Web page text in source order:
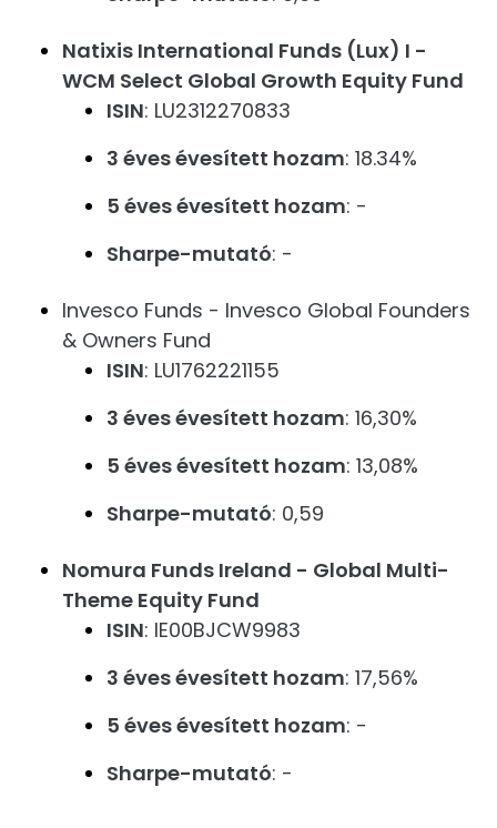
Natixis International Funds (Lux) I -
WCM Select Global Growth Equity Fund
ISIN: LU2312270833
3 éves évesített hozam: 18.34%
5 éves évesített hozam: -
Sharpe-mutató: -
Invesco Funds - Invesco Global Founders
& Owners Fund
ISIN: LU1762221155
3 éves évesített hozam: 16,30%
5 éves évesített hozam: 13,08%
Sharpe-mutató: 0,59
Nomura Funds Ireland - Global Multi-
Theme Equity Fund
ISIN: IE00BJCW9983
3 éves évesített hozam: 17,56%
5 éves évesített hozam: -
Sharpe-mutató: -